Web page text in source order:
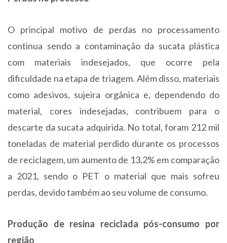
O principal motivo de perdas no processamento
continua sendo a contaminação da sucata plástica
com materiais indesejados, que ocorre pela
dificuldade na etapa de triagem. Além disso, materiais
como adesivos, sujeira orgânica e, dependendo do
material, cores indesejadas, contribuem para o
descarte da sucata adquirida. No total, foram 212 mil
toneladas de material perdido durante os processos
de reciclagem, um aumento de 13,2% em comparação
a 2021, sendo o PET o material que mais sofreu
perdas, devido também ao seu volume de consumo.
Produção de resina reciclada pós-consumo por
região